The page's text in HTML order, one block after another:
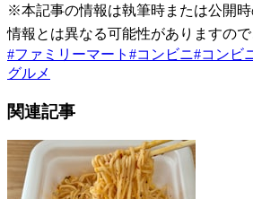
※本記事の情報は執筆時または公開
情報とは異なる可能性がありますの
#ファミリーマート #コンビニ#コンビ
グルメ
関連記事